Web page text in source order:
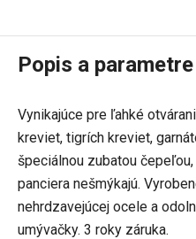
Popis a parametre
Vynikajúce pre ľahké
kreviet, tigrích kreviet,
špeciálnou zubatou
panciera nešmýkajú.
nehrdzavejúcej ocele a
umývačky. 3 roky záruka.